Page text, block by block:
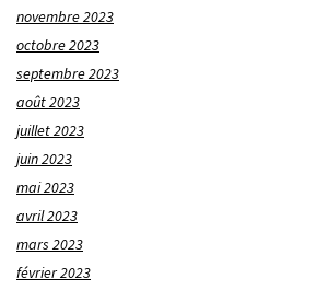
novembre 2023
octobre 2023
septembre 2023
août 2023
juillet 2023
juin 2023
mai 2023
avril 2023
mars 2023
février 2023